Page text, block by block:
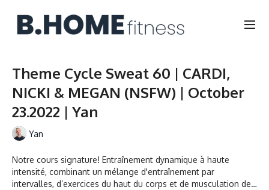
Theme Cycle Sweat 60 | CARDI,
NICKI & MEGAN (NSFW) | October
23.2022 | Yan
Yan
Notre cours signature! Entraînement dynamique à haute
intensité, combinant un mélange d'entraînement par
intervalles, d’exercices du haut du corps et de musculation des